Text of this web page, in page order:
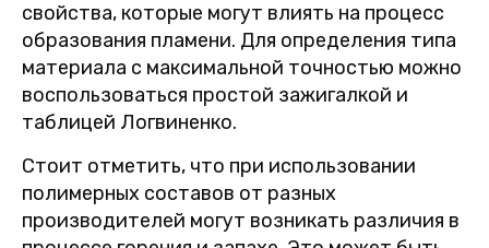
свойства, которые могут влиять на процесс
образования пламени. Для определения типа
материала с максимальной точностью можно
воспользоваться простой зажигалкой и
таблицей Логвиненко.
Стоит отметить, что при использовании
полимерных составов от разных
производителей могут возникать различия в